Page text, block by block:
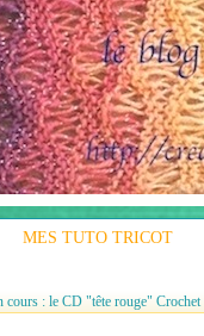
MES TUTO TRICOT
cours : le CD "tête rouge" Crochet